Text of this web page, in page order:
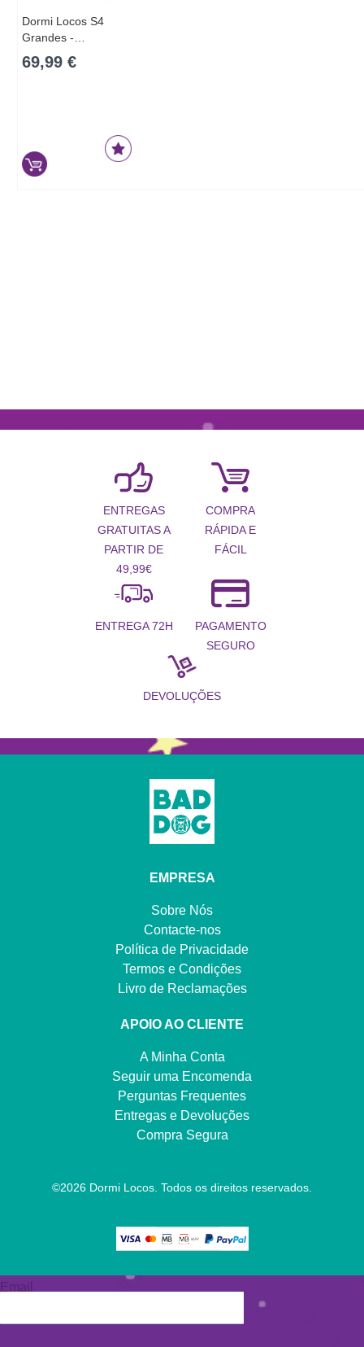
Dormi Locos S4
Grandes -…
69,99 €
ENTREGAS
GRATUITAS A
PARTIR DE
49,99€
COMPRA
RÁPIDA E
FÁCIL
ENTREGA 72H
PAGAMENTO
SEGURO
DEVOLUÇÕES
EMPRESA
Sobre Nós
Contacte-nos
Política de Privacidade
Termos e Condições
Livro de Reclamações
APOIO AO CLIENTE
A Minha Conta
Seguir uma Encomenda
Perguntas Frequentes
Entregas e Devoluções
Compra Segura
©2026 Dormi Locos. Todos os direitos reservados.
Email